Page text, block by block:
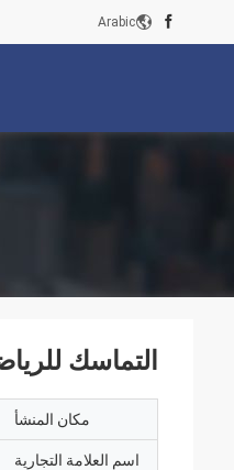
Arabic
التماسك
مكان المنشأ
اسم العلامة التجارية